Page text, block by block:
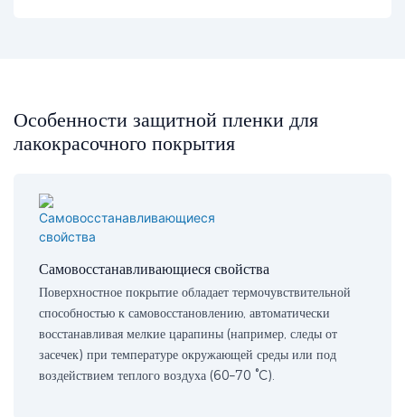
Особенности защитной пленки для
лакокрасочного покрытия
Самовосстанавливающиеся свойства
Поверхностное покрытие обладает термочувствительной
способностью к самовосстановлению, автоматически
восстанавливая мелкие царапины (например, следы от
засечек) при температуре окружающей среды или под
воздействием теплого воздуха (60–70 °C).